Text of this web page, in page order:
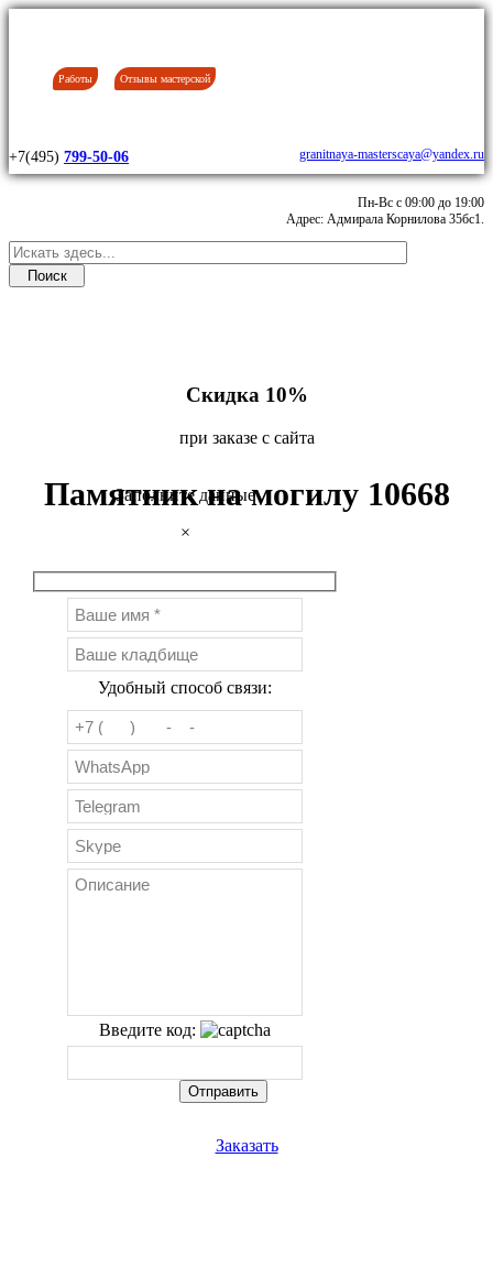
Работы Отзывы мастерской
+7(495) 799-50-06 granitnaya-masterscaya@yandex.ru
Пн-Вс с 09:00 до 19:00
Адрес: Адмирала Корнилова 35бс1.
Скидка 10%
при заказе с сайта
Памятник на могилу 10668
Заполните данные
×
Удобный способ связи:
Введите код:
Заказать